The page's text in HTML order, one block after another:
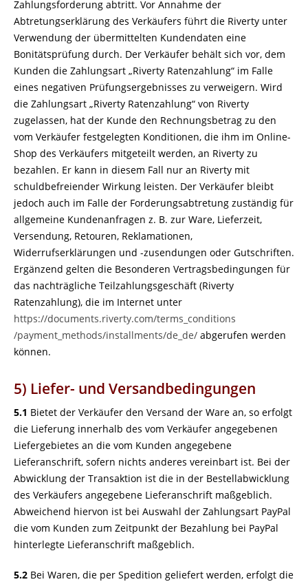
Zahlungsforderung abtritt. Vor Annahme der
Abtretungserklärung des Verkäufers führt die Riverty unter
Verwendung der übermittelten Kundendaten eine
Bonitätsprüfung durch. Der Verkäufer behält sich vor, dem
Kunden die Zahlungsart „Riverty Ratenzahlung“ im Falle
eines negativen Prüfungsergebnisses zu verweigern. Wird
die Zahlungsart „Riverty Ratenzahlung“ von Riverty
zugelassen, hat der Kunde den Rechnungsbetrag zu den
vom Verkäufer festgelegten Konditionen, die ihm im Online-
Shop des Verkäufers mitgeteilt werden, an Riverty zu
bezahlen. Er kann in diesem Fall nur an Riverty mit
schuldbefreiender Wirkung leisten. Der Verkäufer bleibt
jedoch auch im Falle der Forderungsabtretung zuständig für
allgemeine Kundenanfragen z. B. zur Ware, Lieferzeit,
Versendung, Retouren, Reklamationen,
Widerrufserklärungen und -zusendungen oder Gutschriften.
Ergänzend gelten die Besonderen Vertragsbedingungen für
das nachträgliche Teilzahlungsgeschäft (Riverty
Ratenzahlung), die im Internet unter
https://documents.riverty.com/terms_conditions
/payment_methods/installments/de_de/ abgerufen werden
können.
5) Liefer- und Versandbedingungen
5.1 Bietet der Verkäufer den Versand der Ware an, so erfolgt
die Lieferung innerhalb des vom Verkäufer angegebenen
Liefergebietes an die vom Kunden angegebene
Lieferanschrift, sofern nichts anderes vereinbart ist. Bei der
Abwicklung der Transaktion ist die in der Bestellabwicklung
des Verkäufers angegebene Lieferanschrift maßgeblich.
Abweichend hiervon ist bei Auswahl der Zahlungsart PayPal
die vom Kunden zum Zeitpunkt der Bezahlung bei PayPal
hinterlegte Lieferanschrift maßgeblich.
5.2 Bei Waren, die per Spedition geliefert werden, erfolgt die